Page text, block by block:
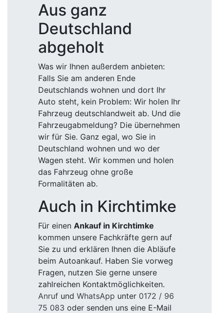
Aus ganz
Deutschland
abgeholt
Was wir Ihnen außerdem anbieten:
Falls Sie am anderen Ende
Deutschlands wohnen und dort Ihr
Auto steht, kein Problem: Wir holen Ihr
Fahrzeug deutschlandweit ab. Und die
Fahrzeugabmeldung? Die übernehmen
wir für Sie. Ganz egal, wo Sie in
Deutschland wohnen und wo der
Wagen steht. Wir kommen und holen
das Fahrzeug ohne große
Formalitäten ab.
Auch in Kirchtimke
Für einen Ankauf in Kirchtimke
kommen unsere Fachkräfte gern auf
Sie zu und erklären Ihnen die Abläufe
beim Autoankauf. Haben Sie vorweg
Fragen, nutzen Sie gerne unsere
zahlreichen Kontaktmöglichkeiten.
Anruf und WhatsApp unter 0172 / 96
75 083 oder senden uns eine E-Mail